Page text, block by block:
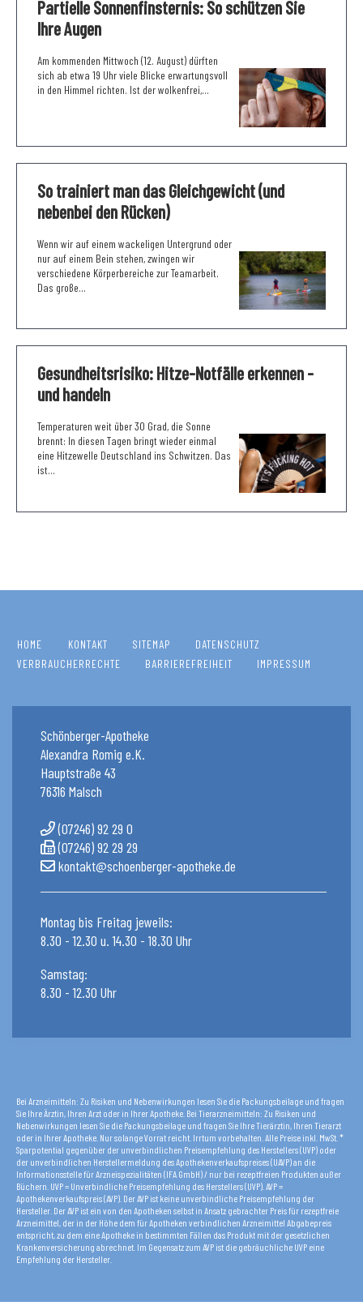
Partielle Sonnenfinsternis: So schützen Sie
Ihre Augen
Am kommenden Mittwoch (12. August) dürften
sich ab etwa 19 Uhr viele Blicke erwartungsvoll
in den Himmel richten. Ist der wolkenfrei,...
So trainiert man das Gleichgewicht (und
nebenbei den Rücken)
Wenn wir auf einem wackeligen Untergrund oder
nur auf einem Bein stehen, zwingen wir
verschiedene Körperbereiche zur Teamarbeit.
Das große...
Gesundheitsrisiko: Hitze-Notfälle erkennen -
und handeln
Temperaturen weit über 30 Grad, die Sonne
brennt: In diesen Tagen bringt wieder einmal
eine Hitzewelle Deutschland ins Schwitzen. Das
ist...
HOME KONTAKT SITEMAP
DATENSCHUTZ
VERBRAUCHERRECHTE
BARRIEREFREIHEIT IMPRESSUM
Schönberger-Apotheke
Alexandra Romig e.K.
Hauptstraße 43
76316 Malsch
(07246) 92 29 0
(07246) 92 29 29
kontakt@schoenberger-apotheke.de
Montag bis Freitag jeweils:
8.30 - 12.30 u. 14.30 - 18.30 Uhr
Samstag:
8.30 - 12.30 Uhr
Bei Arzneimitteln: Zu Risiken und Nebenwirkungen lesen Sie die Packungsbeilage und fragen
Sie Ihre Ärztin, Ihren Arzt oder in Ihrer Apotheke. Bei Tierarzneimitteln: Zu Risiken und
Nebenwirkungen lesen Sie die Packungsbeilage und fragen Sie Ihre Tierärztin, Ihren Tierarzt
oder in Ihrer Apotheke. Nur solange Vorrat reicht. Irrtum vorbehalten. Alle Preise inkl. MwSt. *
Sparpotential gegenüber der unverbindlichen Preisempfehlung des Herstellers (UVP) oder
der unverbindlichen Herstellermeldung des Apothekenverkaufspreises (UAVP) an die
Informationsstelle für Arzneispezialitäten (IFA GmbH) / nur bei rezeptfreien Produkten außer
Büchern. UVP = Unverbindliche Preisempfehlung des Herstellers (UVP). AVP =
Apothekenverkaufspreis (AVP). Der AVP ist keine unverbindliche Preisempfehlung der
Hersteller. Der AVP ist ein von den Apotheken selbst in Ansatz gebrachter Preis für rezeptfreie
Arzneimittel, der in der Höhe dem für Apotheken verbindlichen Arzneimittel Abgabepreis
entspricht, zu dem eine Apotheke in bestimmten Fällen das Produkt mit der gesetzlichen
Krankenversicherung abrechnet. Im Gegensatz zum AVP ist die gebräuchliche UVP eine
Empfehlung der Hersteller.